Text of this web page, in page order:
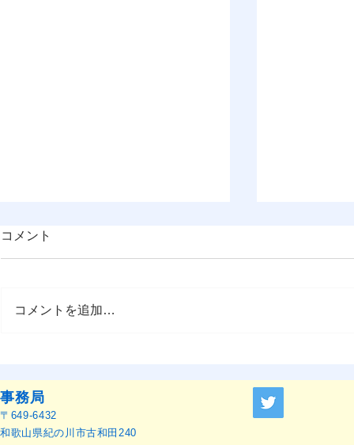
催のお知らせ
ャーナル』
せ
コメント
コメントを追加…
事務局
〒649-6432
和歌山県紀の川市古和田240